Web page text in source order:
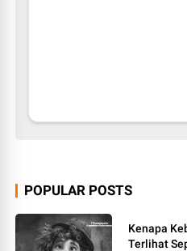
POPULAR POSTS
Kenapa
Terlihat